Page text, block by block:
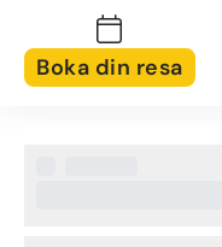
Taormina och Etna.
avkoppling med
Övrig information
Boka din resa